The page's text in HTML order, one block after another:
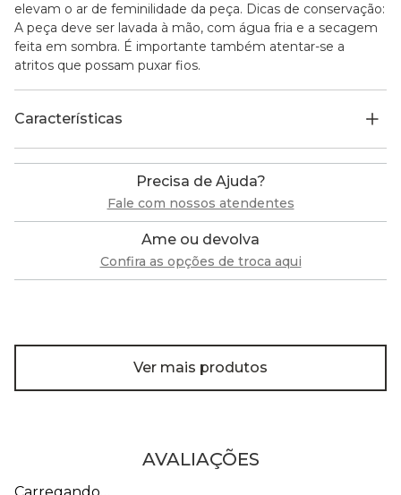
elevam o ar de feminilidade da peça. Dicas de conservação:
A peça deve ser lavada à mão, com água fria e a secagem
feita em sombra. É importante também atentar-se a
atritos que possam puxar fios.
Características
Precisa de Ajuda?
Fale com nossos atendentes
Ame ou devolva
Confira as opções de troca aqui
Ver mais produtos
AVALIAÇÕES